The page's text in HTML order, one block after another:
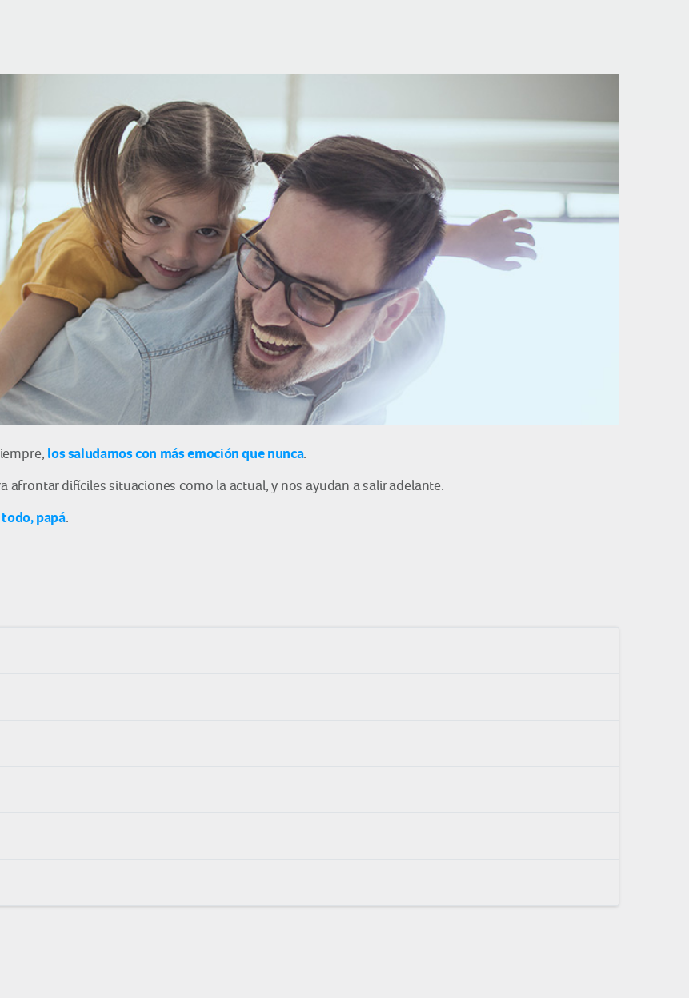
los saludamos con más emoción que nunca.
afrontar difíciles situaciones como la actual, y nos ayudan a salir adelante.
papá.